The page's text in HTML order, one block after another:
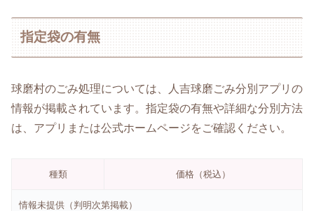
指定袋の有無
球磨村のごみ処理については、人吉球磨ごみ分別アプリの
情報が掲載されています。指定袋の有無や詳細な分別方法
は、アプリまたは公式ホームページをご確認ください。
種類 価格（税込）
情報未提供（判明次第掲載）